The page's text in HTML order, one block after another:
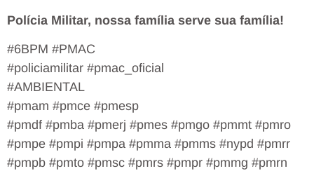
Polícia Militar, nossa família serve sua família!
#6BPM #PMAC
#policiamilitar #pmac_oficial
#AMBIENTAL
#pmam #pmce #pmesp
#pmdf #pmba #pmerj #pmes #pmgo #pmmt #pmro
#pmpe #pmpi #pmpa #pmma #pmms #nypd #pmrr
#pmpb #pmto #pmsc #pmrs #pmpr #pmmg #pmrn